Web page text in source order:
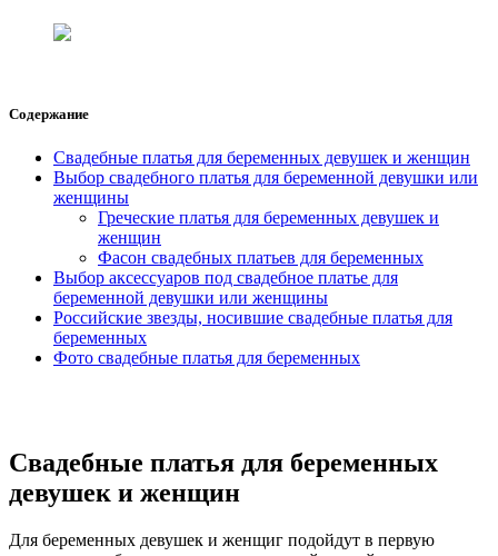
Содержание
Свадебные платья для беременных девушек и женщин
Выбор свадебного платья для беременной девушки или
женщины
Греческие платья для беременных девушек и
женщин
Фасон свадебных платьев для беременных
Выбор аксессуаров под свадебное платье для
беременной девушки или женщины
Российские звезды, носившие свадебные платья для
беременных
Фото свадебные платья для беременных
Свадебные платья для беременных
девушек и женщин
Для беременных девушек и женщиг подойдут в первую